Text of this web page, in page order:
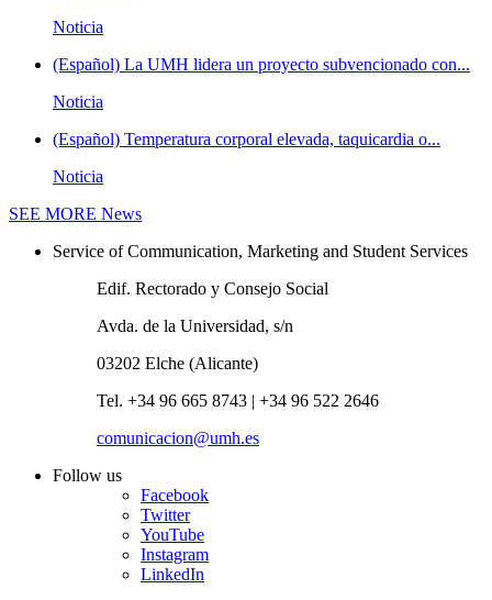
Noticia
(Español) La UMH lidera un proyecto subvencionado con...
Noticia
(Español) Temperatura corporal elevada, taquicardia o...
Noticia
SEE MORE News
Service of Communication, Marketing and Student Services
Edif. Rectorado y Consejo Social
Avda. de la Universidad, s/n
03202 Elche (Alicante)
Tel. +34 96 665 8743 | +34 96 522 2646
comunicacion@umh.es
Follow us
Facebook
Twitter
YouTube
Instagram
LinkedIn